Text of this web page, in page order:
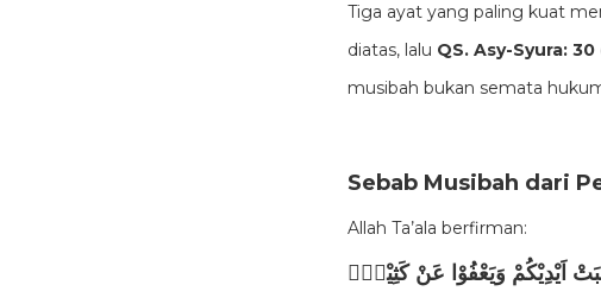
Tiga ayat yang paling kuat
diatas, lalu QS. Asy-Syura: 30
musibah bukan semata
Sebab Musibah dari
Allah Ta’ala berfirman:
اَيْدِيْكُمْ وَيَعْفُوْا عَنْ كَثِيْرٍۗ